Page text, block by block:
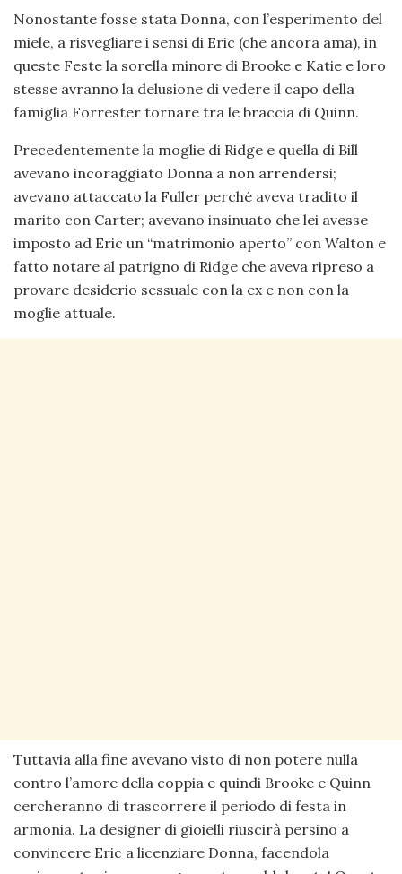
Nonostante fosse stata Donna, con l’esperimento del
miele, a risvegliare i sensi di Eric (che ancora ama), in
queste Feste la sorella minore di Brooke e Katie e loro
stesse avranno la delusione di vedere il capo della
famiglia Forrester tornare tra le braccia di Quinn.
Precedentemente la moglie di Ridge e quella di Bill
avevano incoraggiato Donna a non arrendersi;
avevano attaccato la Fuller perché aveva tradito il
marito con Carter; avevano insinuato che lei avesse
imposto ad Eric un “matrimonio aperto” con Walton e
fatto notare al patrigno di Ridge che aveva ripreso a
provare desiderio sessuale con la ex e non con la
moglie attuale.
Tuttavia alla fine avevano visto di non potere nulla
contro l’amore della coppia e quindi Brooke e Quinn
cercheranno di trascorrere il periodo di festa in
armonia. La designer di gioielli riuscirà persino a
convincere Eric a licenziare Donna, facendola